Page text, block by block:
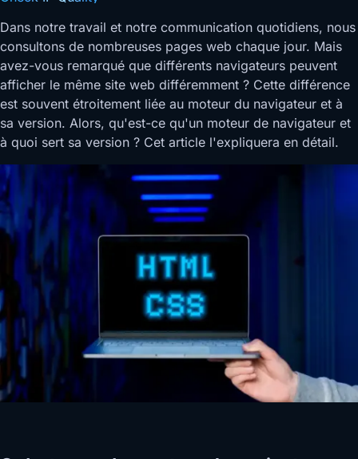
Dans notre travail et notre communication quotidiens, nous
consultons de nombreuses pages web chaque jour. Mais
avez-vous remarqué que différents navigateurs peuvent
afficher le même site web différemment ? Cette différence
est souvent étroitement liée au moteur du navigateur et à
sa version. Alors, qu'est-ce qu'un moteur de navigateur et
à quoi sert sa version ? Cet article l'expliquera en détail.